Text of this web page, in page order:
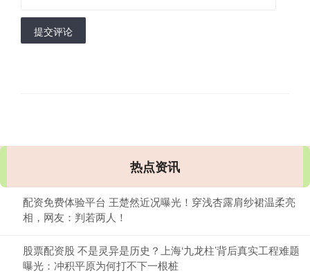
提交评论
热点资讯
配资免费体验平台 王楚然近况曝光！穿浅杏露肩纱裙温柔亮
相，网友：判若两人！
股票配资股 不是灵异是历史？上海‘九龙柱’背后真实工程难题
曝光：冲积平原为何打不下一根桩